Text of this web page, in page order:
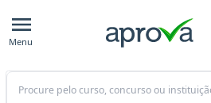
Menu
Buscar